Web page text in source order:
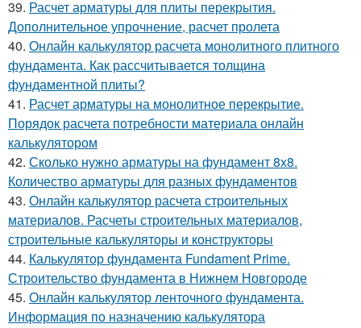
39. Расчет арматуры для плиты перекрытия.
Дополнительное упрочнение, расчет пролета
40. Онлайн калькулятор расчета монолитного плитного
фундамента. Как рассчитывается толщина
фундаментной плиты?
41. Расчет арматуры на монолитное перекрытие.
Порядок расчета потребности материала онлайн
калькулятором
42. Сколько нужно арматуры на фундамент 8х8.
Количество арматуры для разных фундаментов
43. Онлайн калькулятор расчета строительных
материалов. Расчеты строительных материалов,
строительные калькуляторы и конструкторы
44. Калькулятор фундамента Fundament Prime.
Строительство фундамента в Нижнем Новгороде
45. Онлайн калькулятор ленточного фундамента.
Информация по назначению калькулятора